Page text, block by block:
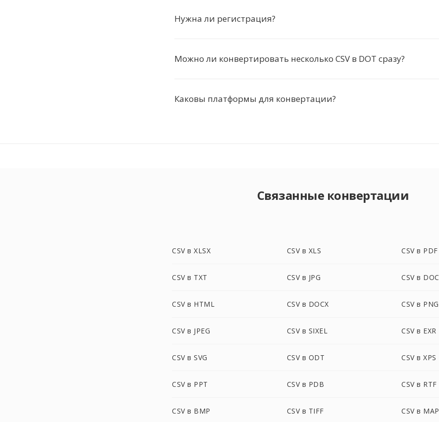
Нужна ли регистрация?
Можно ли конвертировать несколько CSV в DOT сразу?
Каковы платформы для конвертации?
Связанные конвертации
CSV в XLSX CSV в XLS CSV в PDF
CSV в TXT CSV в JPG CSV в DOC
CSV в HTML CSV в DOCX CSV в PNG
CSV в JPEG CSV в SIXEL CSV в EXR
CSV в SVG CSV в ODT CSV в XPS
CSV в PPT CSV в PDB CSV в RTF
CSV в BMP CSV в TIFF CSV в MAP